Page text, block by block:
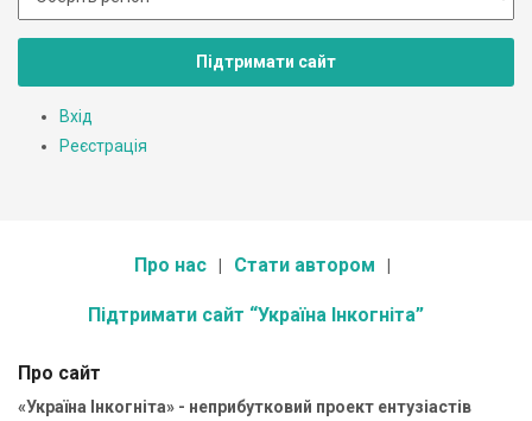
Підтримати сайт
Вхід
Реєстрація
Про нас Стати автором
Підтримати сайт “Україна Інкогніта”
Про сайт
«Україна Інкогніта» - неприбутковий проект ентузіастів